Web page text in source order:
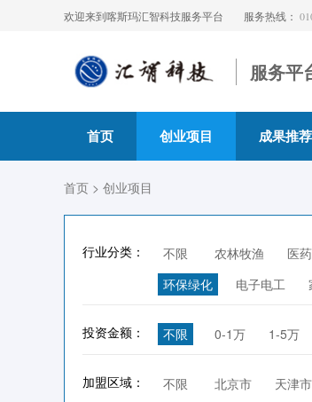
欢迎来到喀斯玛汇智科技服务平台 服务热线：
服务平
首页 创业项目 成果推荐
首页 > 创业项目
行业分类： 不限 农林牧渔 医
环保绿化
电子电工
投资金额： 不限 0-1万 1-5万
加盟区域： 不限 北京市 天津市